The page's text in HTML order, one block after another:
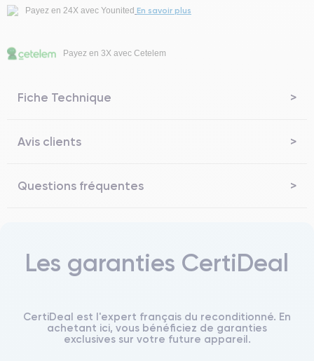
Payez en 24X avec Younited En savoir plus
Payez en 3X avec Cetelem
Fiche Technique
Avis clients
Questions fréquentes
Les garanties CertiDeal
CertiDeal est l'expert français du reconditionné. En
achetant ici, vous bénéficiez de garanties
exclusives sur votre future appareil.